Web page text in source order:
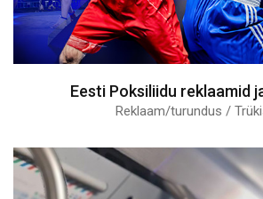
Eesti Poksiliidu reklaamid
Reklaam/turundus /